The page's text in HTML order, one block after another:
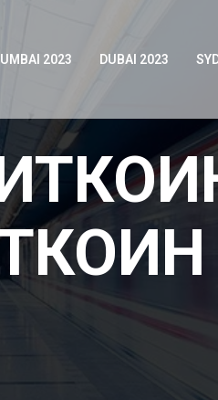
2023 DUBAI 2023